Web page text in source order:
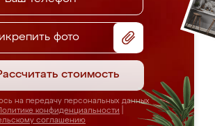
фото
стоимость
на передачу персональных данных
конфиденциальности
соглашению